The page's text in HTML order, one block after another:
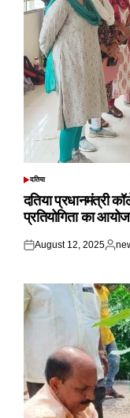
POSTED
दतिया
दतिया प्रधानमंत्री
प्रतियोगिता का
Posted
August 12, 2025